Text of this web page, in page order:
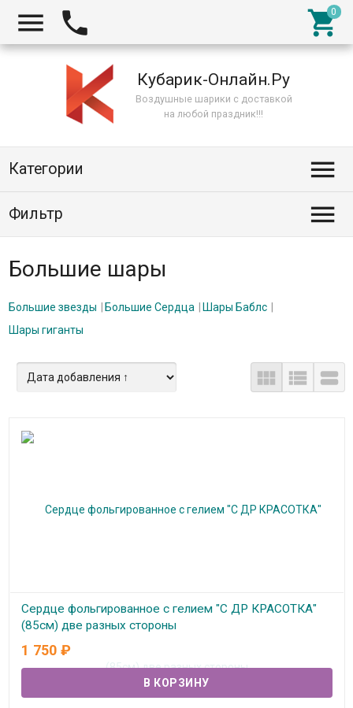
  
Кубарик-Онлайн.Ру
Воздушные шарики с доставкой
на любой праздник!!!
Категории 
Фильтр 
Большие шары
Большие звезды Большие Сердца
Шары Баблс
Шары гиганты
  
Сердце фольгированное с гелием "С ДР КРАСОТКА"
(85см) две разных стороны
В наличии
1 750 ₽